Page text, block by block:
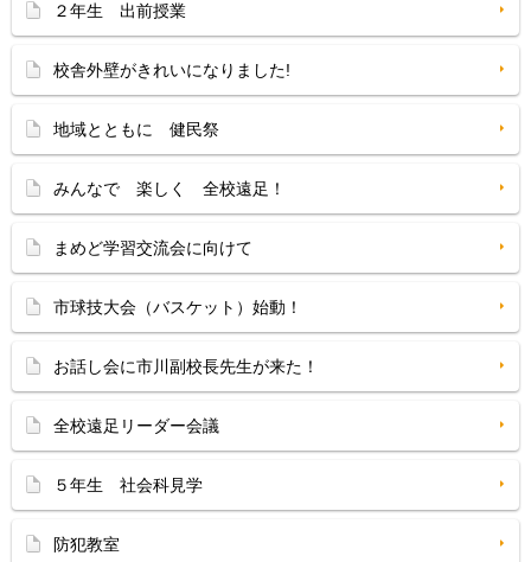
２年生 出前授業
校舎外壁がきれいになりました!
地域とともに 健民祭
みんなで 楽しく 全校遠足！
まめど学習交流会に向けて
市球技大会（バスケット）始動！
お話し会に市川副校長先生が来た！
全校遠足リーダー会議
５年生 社会科見学
防犯教室